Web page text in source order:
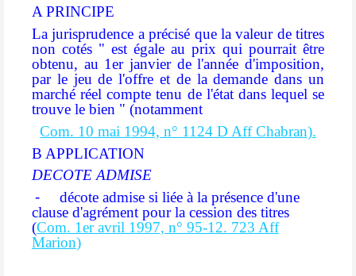
A PRINCIPE
La jurisprudence a précisé que la valeur de titres
non cotés " est égale au prix qui pourrait être
obtenu, au 1er janvier de l'année d'imposition,
par le jeu de l'offre et de la demande dans un
marché réel compte tenu de l'état dans lequel se
trouve le bien " (notamment
Com. 10 mai 1994, n° 1124 D Aff Chabran).
B APPLICATION
DECOTE ADMISE
-
décote admise si liée à la présence d'une
clause d'agrément pour la cession des titres
(Com. 1er avril 1997, n° 95-12. 723 Aff
Marion)